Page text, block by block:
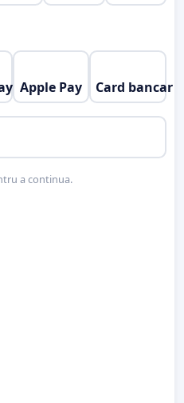
Apple Pay Card bancar
a continua.